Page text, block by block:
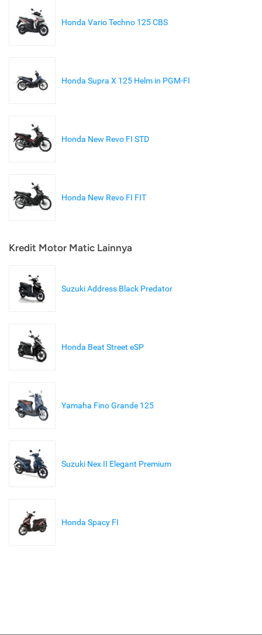
Honda Vario Techno 125 CBS
Honda Supra X 125 Helm in PGM-FI
Honda New Revo FI STD
Honda New Revo FI FIT
Kredit Motor Matic Lainnya
Suzuki Address Black Predator
Honda Beat Street eSP
Yamaha Fino Grande 125
Suzuki Nex II Elegant Premium
Honda Spacy FI